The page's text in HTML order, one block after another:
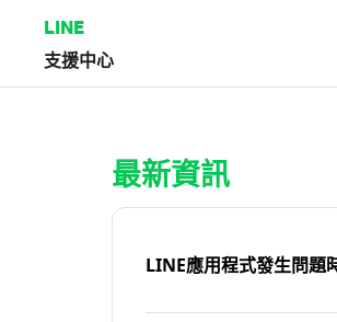
LINE
支援中心
最新資訊
LINE應用程式發生問題